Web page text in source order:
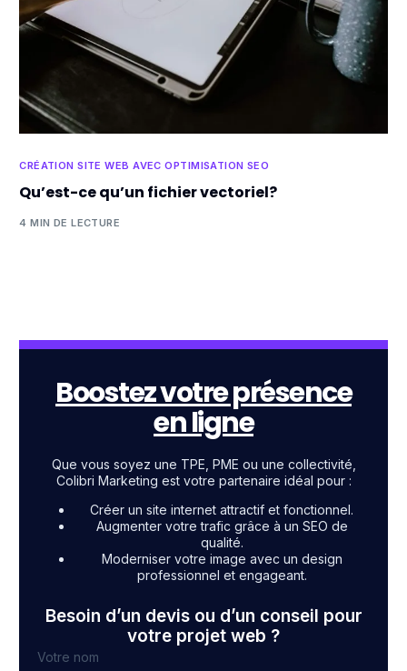
CRÉATION SITE WEB AVEC OPTIMISATION SEO
Qu’est-ce qu’un fichier vectoriel?
4 MIN DE LECTURE
Boostez votre présence
en ligne
Que vous soyez une TPE, PME ou une collectivité,
Colibri Marketing est votre partenaire idéal pour :
Créer un site internet attractif et fonctionnel.
Augmenter votre trafic grâce à un SEO de
qualité.
Moderniser votre image avec un design
professionnel et engageant.
Besoin d’un devis ou d’un conseil pour
votre projet web ?
Votre nom